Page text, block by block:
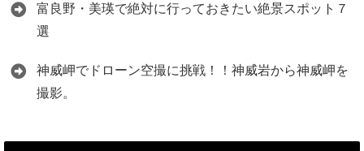
富良野・美瑛で絶対に行っておきたい絶景スポット７
選
神威岬でドローン空撮に挑戦！！神威岩から神威岬を
撮影。